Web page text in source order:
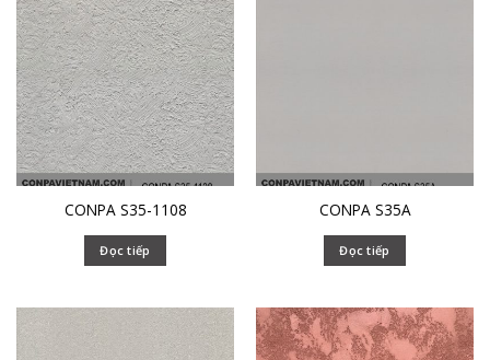
CONPA S35-1108
Đọc tiếp
CONPA S35A
Đọc tiếp